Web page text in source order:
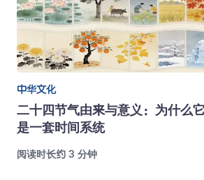
中华文化
二十四节气由来与意义：为什么
是一套时间系统
阅读时长约 3 分钟